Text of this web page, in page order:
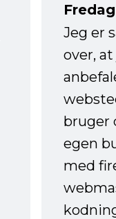
Jeg er
over,
bruger
egen
med